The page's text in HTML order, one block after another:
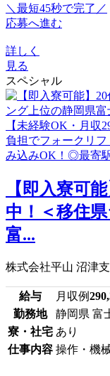
＼最短45秒で完了／
応募へ進む
詳しく
見る
スペシャル
【即入寮可
中！＜移住
富...
株式会社平山 沼津
給与 月収例
勤務地
静岡県 富
寮・社宅 あり
仕事内容 操作・機